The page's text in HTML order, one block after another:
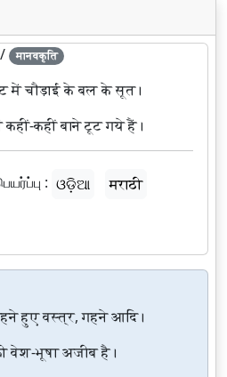
मानवकृति
में चौड़ाई के बल के सूत।
कहीं बाने टूट गये हैं।
: ଓଡ଼ିଆ
मराठी
हुए वस्त्र, गहने आदि।
वेश-भूषा अजीब है।